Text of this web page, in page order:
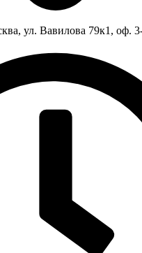
ул. Вавилова 79к1, оф.